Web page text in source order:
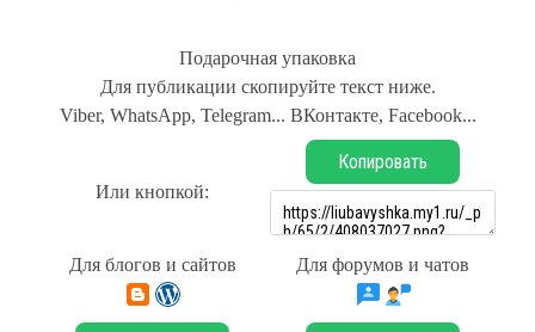
Подарочная упаковка
Для публикации скопируйте текст ниже.
Viber, WhatsApp, Telegram... ВКонтакте, Facebook...
Или кнопкой:
Копировать
Для блогов и сайтов Для форумов и чатов